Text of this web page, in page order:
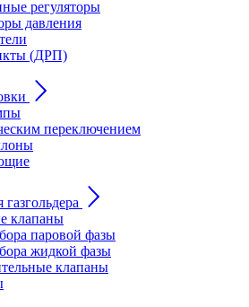
регуляторы
давления
(ДРП)
переключением
клапаны
паровой фазы
жидкой фазы
клапаны